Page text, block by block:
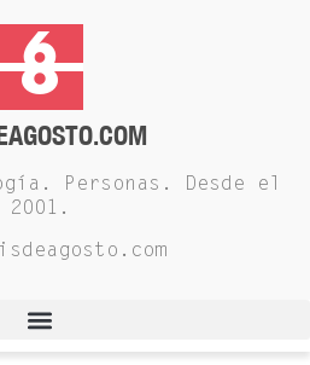
Personas. Desde el
2001.